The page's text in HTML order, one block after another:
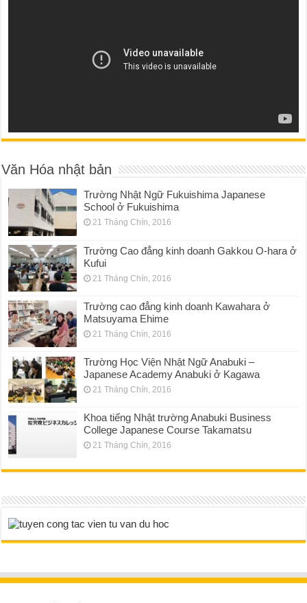
Văn Hóa nhật bản
Trường Nhật Ngữ Fukuishima Japanese
School ở Fukuishima
21 Tháng Chín, 2016
Trường Cao đẳng kinh doanh Gakkou O-hara ở
Kufui
21 Tháng Chín, 2016
Trường cao đẳng kinh doanh Kawahara ở
Matsuyama Ehime
21 Tháng Chín, 2016
Trường Học Viện Nhật Ngữ Anabuki –
Japanese Academy Anabuki ở Kagawa
21 Tháng Chín, 2016
Khoa tiếng Nhật trường Anabuki Business
College Japanese Course Takamatsu
21 Tháng Chín, 2016